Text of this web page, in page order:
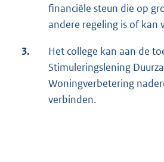
financiële steun die op
andere regeling is of kan
3.
Het college kan aan de
Stimuleringslening
Woningverbetering
verbinden.